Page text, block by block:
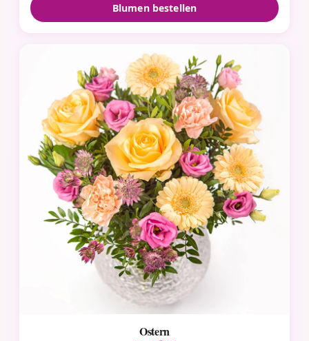
Blumen bestellen
Ostern